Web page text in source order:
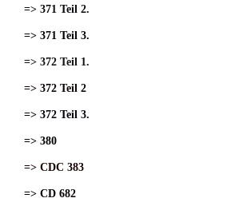
=> 371 Teil 2.
=> 371 Teil 3.
=> 372 Teil 1.
=> 372 Teil 2
=> 372 Teil 3.
=> 380
=> CDC 383
=> CD 682